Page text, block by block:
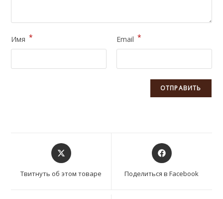
Имя * Email *
Открывается
в
новом
окне
Твитнуть об этом товаре
Открывается
в
окне
Поделиться в Facebook